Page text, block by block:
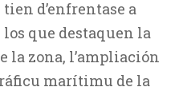
tien d’enfrentase a
que destaquen la
la zona, l’ampliación
marítimu de la